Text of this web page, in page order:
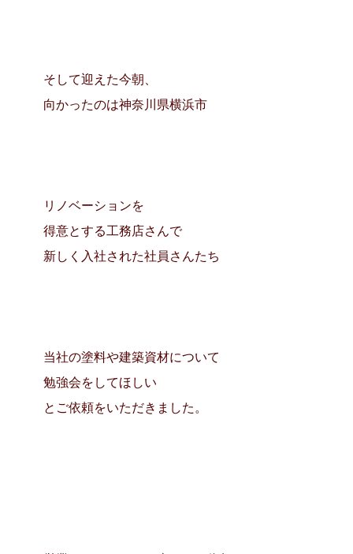
そして迎えた今朝、
向かったのは神奈川県横浜市
リノベーションを
得意とする工務店さんで
新しく入社された社員さんたち
当社の塗料や建築資材について
勉強会をしてほしい
とご依頼をいただきました。